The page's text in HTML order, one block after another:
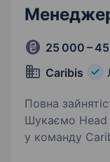
25 000 –
Caribis
Повна
Шукаємо Head
у команду Caribis. Ми Caribis, творч